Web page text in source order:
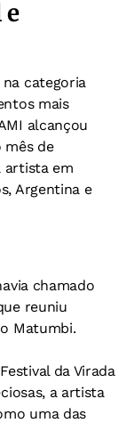
e
categoria
mais
alcançou
mês de
artista em
Argentina e
chamado
reuniu
Matumbi.
da Virada
a artista
uma das